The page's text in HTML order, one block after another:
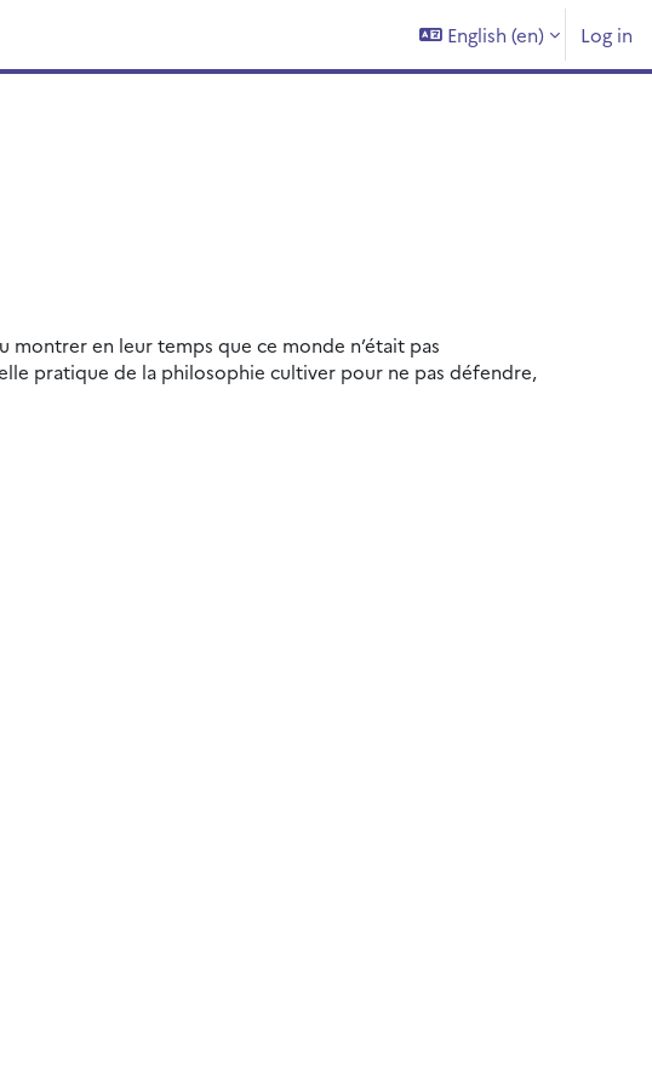
English ‎(en)‎ Log in
en leur temps que ce monde n’était pas
pratique de la philosophie cultiver pour ne pas défendre,